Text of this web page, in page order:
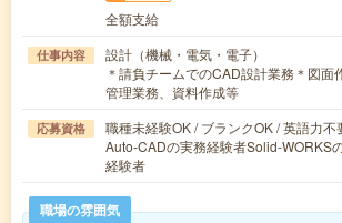
全額支給
仕事内容
設計（機械・電気・電子）
＊請負チームでのCAD設計業務＊図面
管理業務、資料作成等
応募資格
職種未経験OK / ブランクOK / 英語力不
Auto-CADの実務経験者Solid-WORKS
経験者
職場の雰囲気